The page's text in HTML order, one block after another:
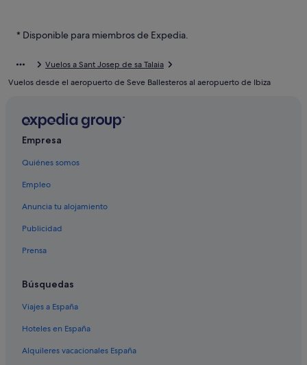
* Disponible para miembros de Expedia.
Vuelos a Sant Josep de sa Talaia
Vuelos desde el aeropuerto de Seve Ballesteros al aeropuerto de Ibiza
Empresa
Quiénes somos
Empleo
Anuncia tu alojamiento
Publicidad
Prensa
Búsquedas
Viajes a España
Hoteles en España
Alquileres vacacionales España